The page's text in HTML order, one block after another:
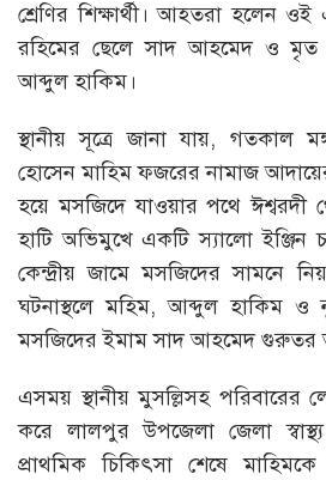
শ্রেণির শিক্ষার্থী। আহতরা হলেন
রহিমের ছেলে সাদ আহমেদ ও মৃত
আব্দুল হাকিম।
স্থানীয় সূত্রে জানা যায়, গতকাল
হোসেন মাহিম ফজরের নামাজ
হয়ে মসজিদে যাওয়ার পথে ঈশ্বরদী
হাটি অভিমুখে একটি স্যালো ইঞ্জিন
কেন্দ্রীয় জামে মসজিদের সামনে
ঘটনাস্থলে মহিম, আব্দুল হাকিম ও
মসজিদের ইমাম সাদ আহমেদ
এসময় স্থানীয় মুসল্লিসহ পরিবারের
করে লালপুর উপজেলা জেলা
প্রাথমিক চিকিৎসা শেষে